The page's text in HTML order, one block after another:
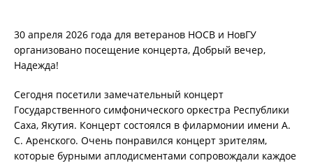
30 апреля 2026 года для ветеранов НОСВ и НовГУ
организовано посещение концерта, Добрый вечер,
Надежда!
Сегодня посетили замечательный концерт
Государственного симфонического оркестра Республики
Саха, Якутия. Концерт состоялся в филармонии имени А.
С. Аренского. Очень понравился концерт зрителям,
которые бурными аплодисментами сопровождали каждое